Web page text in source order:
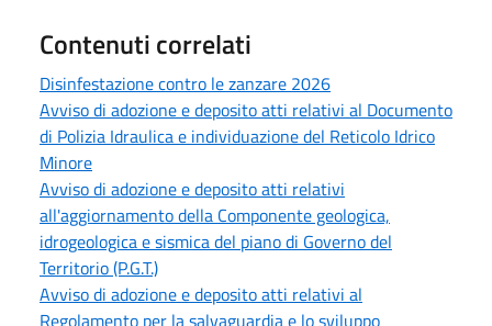
Contenuti correlati
Disinfestazione contro le zanzare 2026
Avviso di adozione e deposito atti relativi al Documento
di Polizia Idraulica e individuazione del Reticolo Idrico
Minore
Avviso di adozione e deposito atti relativi
all'aggiornamento della Componente geologica,
idrogeologica e sismica del piano di Governo del
Territorio (P.G.T.)
Avviso di adozione e deposito atti relativi al
Regolamento per la salvaguardia e lo sviluppo